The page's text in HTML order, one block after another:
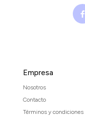
Empresa
Nosotros
Contacto
Términos y condiciones
